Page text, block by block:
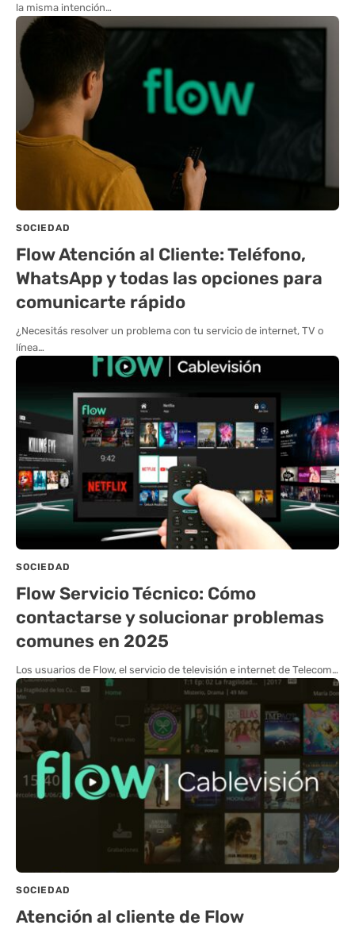
la misma intención…
SOCIEDAD
Flow Atención al Cliente: Teléfono,
WhatsApp y todas las opciones para
comunicarte rápido
¿Necesitás resolver un problema con tu servicio de internet, TV o
línea…
SOCIEDAD
Flow Servicio Técnico: Cómo
contactarse y solucionar problemas
comunes en 2025
Los usuarios de Flow, el servicio de televisión e internet de Telecom…
SOCIEDAD
Atención al cliente de Flow